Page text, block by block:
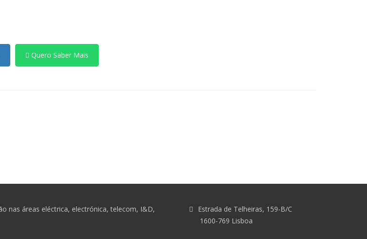
Quero Saber Mais
nas áreas eléctrica, electrónica, telecom, I&D,
Estrada de Telheiras, 159-B/C
1600-769 Lisboa